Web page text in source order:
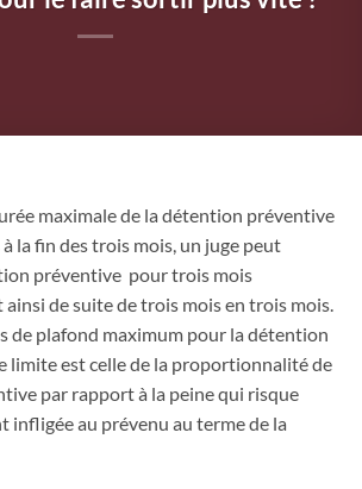
maximale de la détention préventive
la fin des trois mois, un juge peut
préventive pour trois mois
de suite de trois mois en trois mois.
de plafond maximum pour la détention
limite est celle de la proportionnalité de
par rapport à la peine qui risque
infligée au prévenu au terme de la